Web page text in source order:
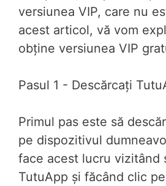
versiunea VIP, care nu
acest articol, vă vom
obține versiunea VIP
Pasul 1 - Descărcați
Primul pas este să
pe dispozitivul
face acest lucru vizitând
TutuApp și făcând clic